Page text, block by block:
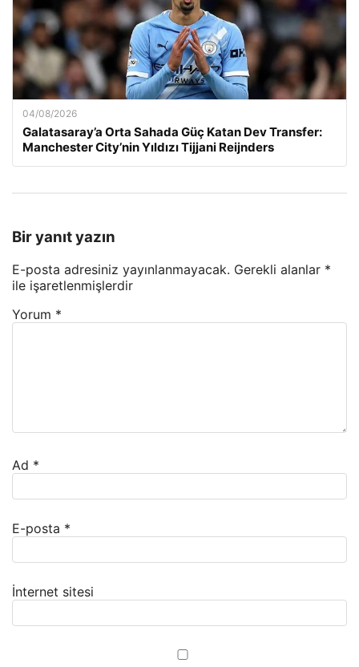
04/08/2026
Galatasaray’a Orta Sahada Güç Katan Dev Transfer:
Manchester City’nin Yıldızı Tijjani Reijnders
Bir yanıt yazın
E-posta adresiniz yayınlanmayacak. Gerekli alanlar *
ile işaretlenmişlerdir
Yorum *
Ad *
E-posta *
İnternet sitesi